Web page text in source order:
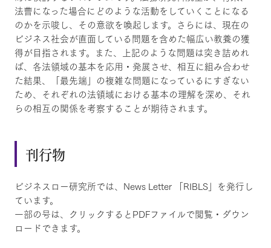
法曹になった場合にどのような活動をしていくことになる
のかを示唆し、その意欲を喚起します。さらには、現在の
ビジネス社会が直面している問題を含めた幅広い教養の獲
得が目指されます。また、上記のような問題は突き詰めれ
ば、各法領域の基本を応用・発展させ、相互に組み合わせ
た結果、「最先端」の複雑な問題になっているにすぎない
ため、それぞれの法領域における基本の理解を深め、それ
らの相互の関係を考察することが期待されます。
刊行物
ビジネスロー研究所では、News Letter 「RIBLS」を発行し
ています。
一部の号は、クリックするとPDFファイルで閲覧・ダウン
ロードできます。